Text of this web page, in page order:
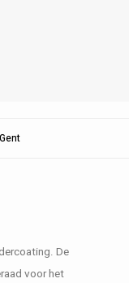
De
voor het